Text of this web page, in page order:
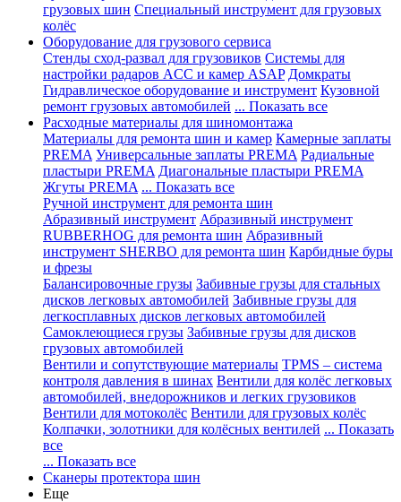
грузовых шин Специальный инструмент для грузовых
колёс
Оборудование для грузового сервиса
Стенды сход-развал для грузовиков Системы для
настройки радаров ACC и камер ASAP Домкраты
Гидравлическое оборудование и инструмент Кузовной
ремонт грузовых автомобилей ... Показать все
Расходные материалы для шиномонтажа
Материалы для ремонта шин и камер Камерные заплаты
PREMA Универсальные заплаты PREMA Радиальные
пластыри PREMA Диагональные пластыри PREMA
Жгуты PREMA ... Показать все
Ручной инструмент для ремонта шин
Абразивный инструмент Абразивный инструмент
RUBBERHOG для ремонта шин Абразивный
инструмент SHERBO для ремонта шин Карбидные буры
и фрезы
Балансировочные грузы Забивные грузы для стальных
дисков легковых автомобилей Забивные грузы для
легкосплавных дисков легковых автомобилей
Самоклеющиеся грузы Забивные грузы для дисков
грузовых автомобилей
Вентили и сопутствующие материалы TPMS – система
контроля давления в шинах Вентили для колёс легковых
автомобилей, внедорожников и легких грузовиков
Вентили для мотоколёс Вентили для грузовых колёс
Колпачки, золотники для колёсных вентилей ... Показать
все
... Показать все
Сканеры протектора шин
Еще